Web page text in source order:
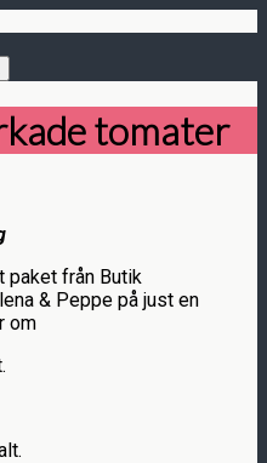
tomater
från Butik
& Peppe på just en
om